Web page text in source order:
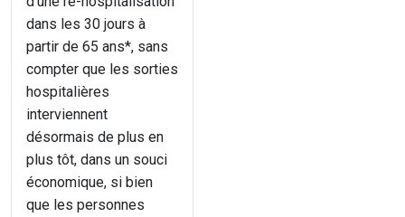
dans les 30 jours à
partir de 65 ans*, sans
compter que les sorties
hospitalières
interviennent
désormais de plus en
plus tôt, dans un souci
économique, si bien
que les personnes